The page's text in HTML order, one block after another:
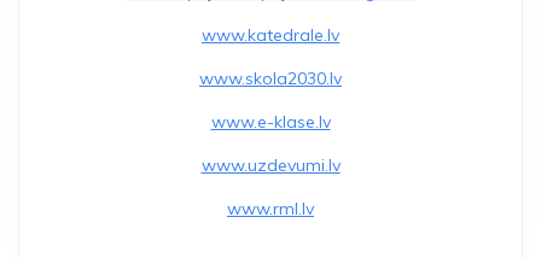
www.katedrale.lv
www.skola2030.lv
www.e-klase.lv
www.uzdevumi.lv
www.rml.lv